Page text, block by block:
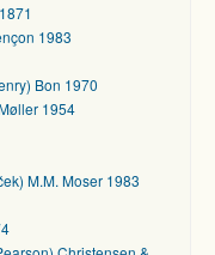
1983
Bon 1970
1954
M.M. Moser 1983